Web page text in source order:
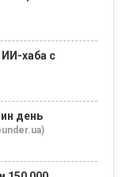
ИИ-хаба с
день